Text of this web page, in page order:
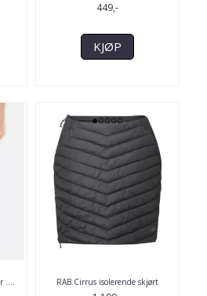
449,-
KJØP
.... RAB Cirrus isolerende skjørt